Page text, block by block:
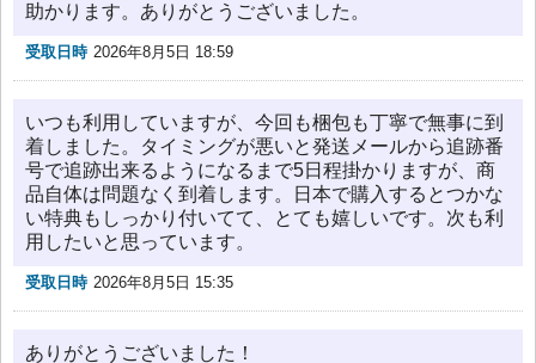
助かります。ありがとうございました。
受取日時 2026年8月5日 18:59
いつも利用していますが、今回も梱包も丁寧で無事に到
着しました。タイミングが悪いと発送メールから追跡番
号で追跡出来るようになるまで5日程掛かりますが、商
品自体は問題なく到着します。日本で購入するとつかな
い特典もしっかり付いてて、とても嬉しいです。次も利
用したいと思っています。
受取日時 2026年8月5日 15:35
ありがとうございました！